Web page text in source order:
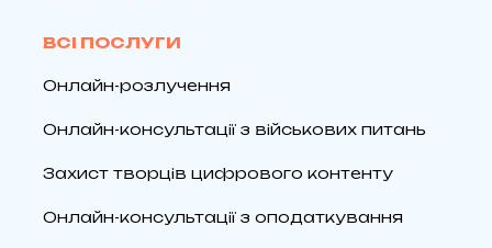
ВСІ ПОСЛУГИ
Онлайн-розлучення
Онлайн-консультації з військових питань
Захист творців цифрового контенту
Онлайн-консультації з оподаткування